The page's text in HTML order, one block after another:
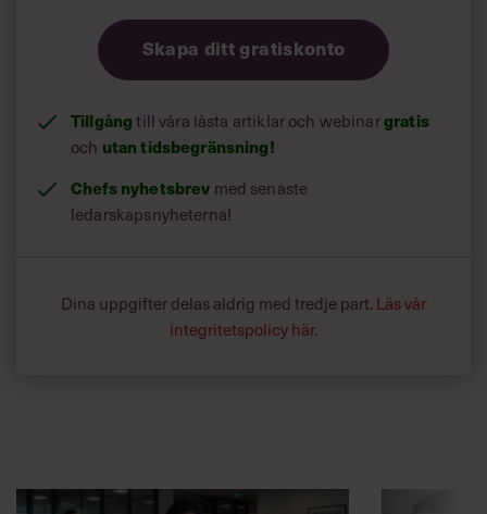
Skapa ditt gratiskonto
Tillgångtill våra låsta artiklar och webinargratis
och utan tidsbegränsning!
Chefs nyhetsbrev med senaste
ledarskapsnyheterna!
Dina uppgifter delas aldrig med tredje part. Läs vår
integritetspolicy här.